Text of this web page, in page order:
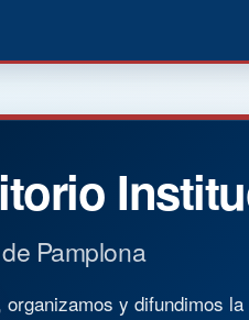
Pamplona
y difundimos